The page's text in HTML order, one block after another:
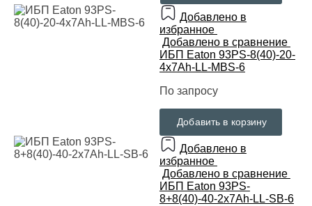
Добавлено в
избранное
Добавлено в сравнение
ИБП Eaton 93PS-8(40)-20-
4x7Ah-LL-MBS-6
По запросу
Добавить в корзину
Добавлено в
избранное
Добавлено в сравнение
ИБП Eaton 93PS-
8+8(40)-40-2x7Ah-LL-SB-6